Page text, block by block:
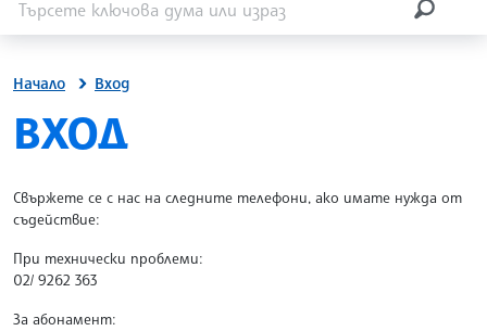
Начало Вход
SITE.BTA
ВХОД
Свържете се с нас на следните телефони, ако имате нужда от
съдействие:
При технически проблеми:
02/ 9262 363
За абонамент: